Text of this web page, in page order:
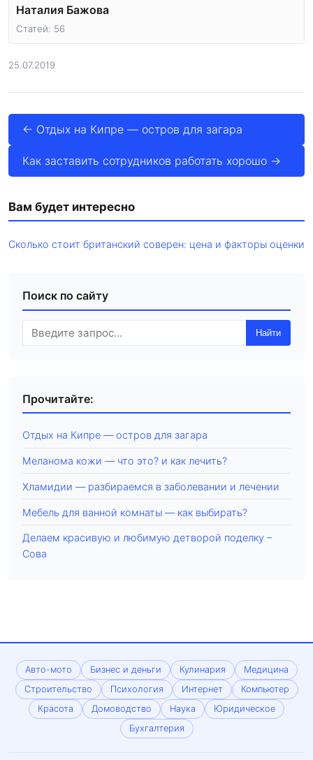
Наталия Бажова
Статей: 56
25.07.2019
← Отдых на Кипре — остров для загара
Как заставить сотрудников работать хорошо →
Вам будет интересно
Сколько стоит британский соверен: цена и факторы оценки
Поиск по сайту
Найти
Прочитайте:
Отдых на Кипре — остров для загара
Меланома кожи — что это? и как лечить?
Хламидии — разбираемся в заболевании и лечении
Мебель для ванной комнаты — как выбирать?
Делаем красивую и любимую детворой поделку –
Сова
Авто-мото Бизнес и деньги Кулинария
Медицина
Строительство
Психология Интернет
Компьютер
Красота
Домоводство Наука
Юридическое
Бухгалтерия